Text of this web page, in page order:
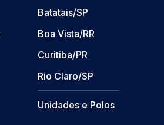
Batatais/SP
Boa Vista/RR
Curitiba/PR
Rio Claro/SP
Unidades e Polos